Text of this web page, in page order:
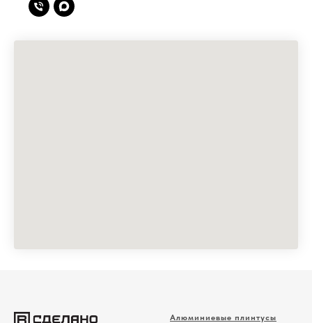
Алюминиевые плинтусы